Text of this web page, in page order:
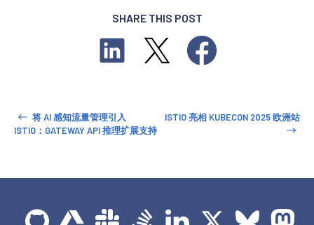
SHARE THIS POST
将 AI 感知流量管理引入
ISTIO：GATEWAY API 推理扩展支持
ISTIO 亮相 KUBECON 2025 欧洲站